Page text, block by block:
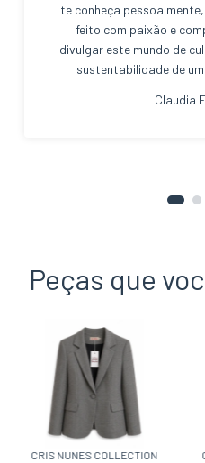
te conheça
feito com paixão e
divulgar este mundo de
sustentabilidade de
Claudia
Peças que
CRIS NUNES COLLECTION